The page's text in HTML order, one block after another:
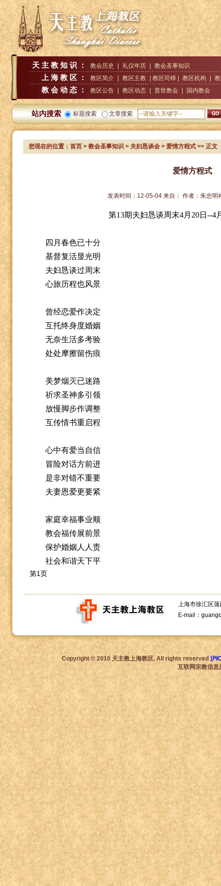
天主教知识： 教会历史 礼仪年历 教会圣事知识
上海教区： 教区简介 教区主教 | 教区司铎 | 教区机构
教会动态： 教区公告 教区动态 普世教会 国内教会
站内搜索 标题搜索 文章搜索
您现在的位置：首页 >教会圣事知识 >夫妇恳谈会 > 爱情方程式>> 正文
爱情方程式
发表时间： 12-05-04 来自： 作者： 朱忠明
第13期夫妇恳谈周末4月 20日--4
四月春色已十分
基督复活显光明
夫妇恳谈过周末
心旅历程也风景
曾经恋爱作决定
互托终身度婚姻
无奈生活多考验
处处摩擦留伤痕
美梦烟灭已迷路
祈求圣神多引领
放慢脚步作调整
互传情书重启程
心中有爱当自信
冒险对话方前进
是非对错不重要
夫妻恩爱更要紧
家庭幸福事业顺
教会福传展前景
保护婚姻人人责
社会和谐天下平
第1页
上海市徐汇区
E-mail：
Copyright © 2010 天主教上海教区. All rights reserved 沪
互联网宗教信息服